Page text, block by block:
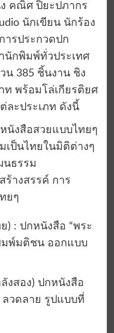
คณิศ ปิยะปภากร
นักเขียน นักร้อง
รประกวดปก
นักพิมพ์ทั่วประเทศ
น 385 ชิ้นงาน ชิง
ท พร้อมโล่เกียรติยศ
ละประเภท ดังนี้
หนังสือสวยแบบไทยๆ
เป็นไทยในมิติต่างๆ
นธรรม
างสรรค์ การ
ยๆ
) : ปกหนังสือ “พระ
มพ์มติชน ออกแบบ
งสอง) ปกหนังสือ
วดลาย รูปแบบที่